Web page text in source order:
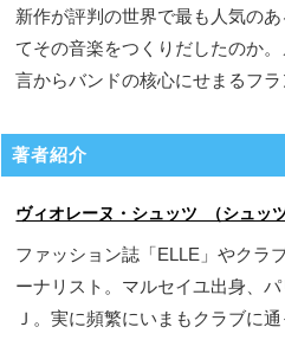
新作が評判の世界で最も人気の
てその音楽をつくりだしたのか
言からバンドの核心にせまるフラ
著者紹介
ヴィオレーヌ・シュッツ （シュッ
ファッション誌「ELLE」やクラ
ーナリスト。マルセイユ出身、
Ｊ。実に頻繁にいまもクラブに通